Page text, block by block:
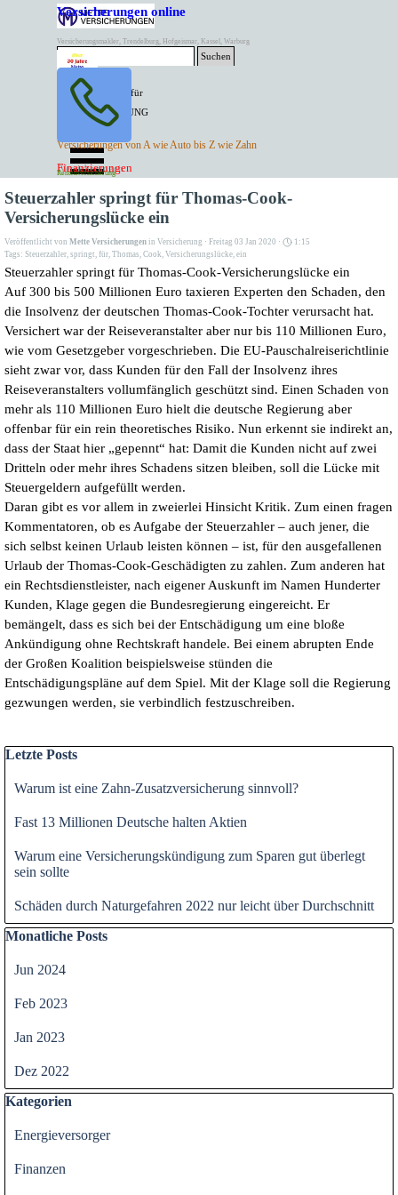
Direkt zum Seiteninhalt
Versicherungen online
Versicherungsmakler, Trendelburg, Hofgeismar, Kassel, Warburg
BESTER PREIS für
SPITZEN LEISTUNG
ANGEBOTE
Versicherungen von A wie Auto bis Z wie Zahn
Kontakt Tel. 05671/7799991
Mette Versicherungen
Suchen
Versicherungen
Finanzierungen
Rentenversicherung
Menü überspringen
Steuerzahler springt für Thomas-Cook-
Versicherungslücke ein
Veröffentlicht von Mette Versicherungen in Versicherung · Freitag 03 Jan 2020 ·
1:15
Tags: Steuerzahler, springt, für, Thomas, Cook, Versicherungslücke, ein
Steuerzahler springt für Thomas-Cook-Versicherungslücke ein
Auf 300 bis 500 Millionen Euro taxieren Experten den Schaden, den
die Insolvenz der deutschen Thomas-Cook-Tochter verursacht hat.
Versichert war der Reiseveranstalter aber nur bis 110 Millionen Euro,
wie vom Gesetzgeber vorgeschrieben. Die EU-Pauschalreiserichtlinie
sieht zwar vor, dass Kunden für den Fall der Insolvenz ihres
Reiseveranstalters vollumfänglich geschützt sind. Einen Schaden von
mehr als 110 Millionen Euro hielt die deutsche Regierung aber
offenbar für ein rein theoretisches Risiko. Nun erkennt sie indirekt an,
dass der Staat hier „gepennt“ hat: Damit die Kunden nicht auf zwei
Dritteln oder mehr ihres Schadens sitzen bleiben, soll die Lücke mit
Steuergeldern aufgefüllt werden.
Daran gibt es vor allem in zweierlei Hinsicht Kritik. Zum einen fragen
Kommentatoren, ob es Aufgabe der Steuerzahler – auch jener, die
sich selbst keinen Urlaub leisten können – ist, für den ausgefallenen
Urlaub der Thomas-Cook-Geschädigten zu zahlen. Zum anderen hat
ein Rechtsdienstleister, nach eigener Auskunft im Namen Hunderter
Kunden, Klage gegen die Bundesregierung eingereicht. Er
bemängelt, dass es sich bei der Entschädigung um eine bloße
Ankündigung ohne Rechtskraft handele. Bei einem abrupten Ende
der Großen Koalition beispielsweise stünden die
Entschädigungspläne auf dem Spiel. Mit der Klage soll die Regierung
gezwungen werden, sie verbindlich festzuschreiben.
Block überspringen Letzte Posts
Letzte Posts
Warum ist eine Zahn-Zusatzversicherung sinnvoll?
Fast 13 Millionen Deutsche halten Aktien
Warum eine Versicherungskündigung zum Sparen gut überlegt
sein sollte
Schäden durch Naturgefahren 2022 nur leicht über Durchschnitt
Block überspringen Monatliche Posts
Monatliche Posts
Jun 2024
Feb 2023
Jan 2023
Dez 2022
Block überspringen Kategorien
Kategorien
Energieversorger
Finanzen